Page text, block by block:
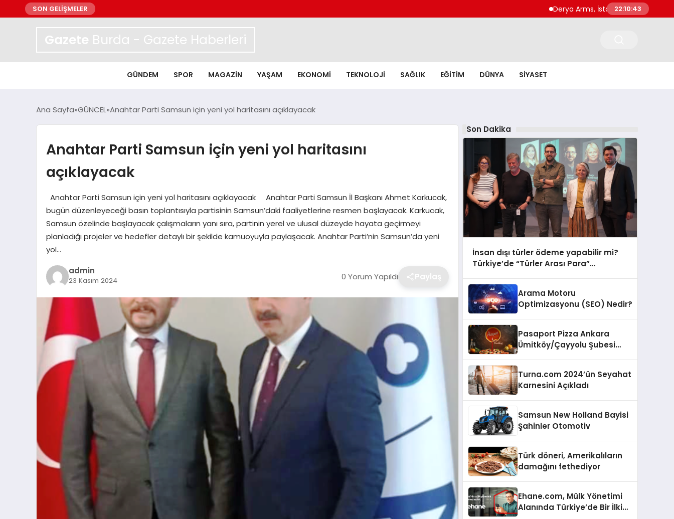
SON GELİŞMELER Derya Arms, İstanbul Prohunt 2026’da
22:10:44
Gazete Burda - Gazete Haberleri
GÜNDEM SPOR MAGAZIN YAŞAM EKONOMI TEKNOLOJI SAĞLIK EĞITIM DÜNYA SIYASET
Ana Sayfa GÜNCEL Anahtar Parti Samsun için yeni yol haritasını açıklayacak
Anahtar Parti Samsun için yeni yol haritasını
açıklayacak
Anahtar Parti Samsun için yeni yol haritasını açıklayacak Anahtar Parti Samsun İl Başkanı Ahmet Karkucak,
bugün düzenleyeceği basın toplantısıyla partisinin Samsun’daki faaliyetlerine resmen başlayacak. Karkucak,
Samsun özelinde başlayacak çalışmaların yanı sıra, partinin yerel ve ulusal düzeyde hayata geçirmeyi
planladığı projeler ve hedefler detaylı bir şekilde kamuoyuyla paylaşacak. Anahtar Parti’nin Samsun’da yeni
yol…
admin
23 Kasım 2024 0 Yorum Yapıldı Paylaş
Son Dakika
İnsan dışı türler ödeme yapabilir mi?
Türkiye’de “Türler Arası Para”
Arama Motoru
Optimizasyonu (SEO) Nedir?
Pasaport Pizza Ankara
Ümitköy/Çayyolu Şubesi
Turna.com 2024’ün Seyahat
Karnesini Açıkladı
Samsun New Holland Bayisi
Şahinler Otomotiv
Türk döneri, Amerikalıların
damağını fethediyor
Ehane.com, Mülk Yönetimi
Alanında Türkiye’de Bir İlki